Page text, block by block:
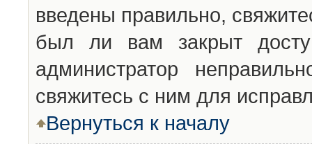
введены правильно,
был ли вам закрыт
администратор
свяжитесь с ним для
Вернуться к началу